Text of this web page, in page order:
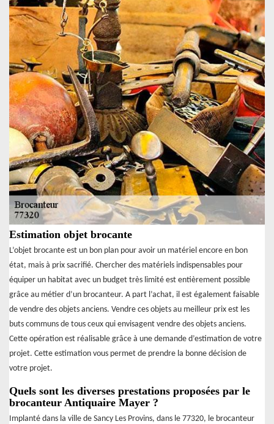
Estimation objet brocante
L’objet brocante est un bon plan pour avoir un matériel encore en bon
état, mais à prix sacrifié. Chercher des matériels indispensables pour
équiper un habitat avec un budget très limité est entièrement possible
grâce au métier d’un brocanteur. A part l’achat, il est également faisable
de vendre des objets anciens. Vendre ces objets au meilleur prix est les
buts communs de tous ceux qui envisagent vendre des objets anciens.
Cette opération est réalisable grâce à une demande d’estimation de votre
projet. Cette estimation vous permet de prendre la bonne décision de
votre projet.
Quels sont les diverses prestations proposées par le
brocanteur Antiquaire Mayer ?
Implanté dans la ville de Sancy Les Provins, dans le 77320, le brocanteur